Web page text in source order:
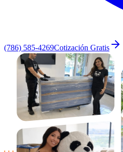
(786) 585-4269Cotización Gratis